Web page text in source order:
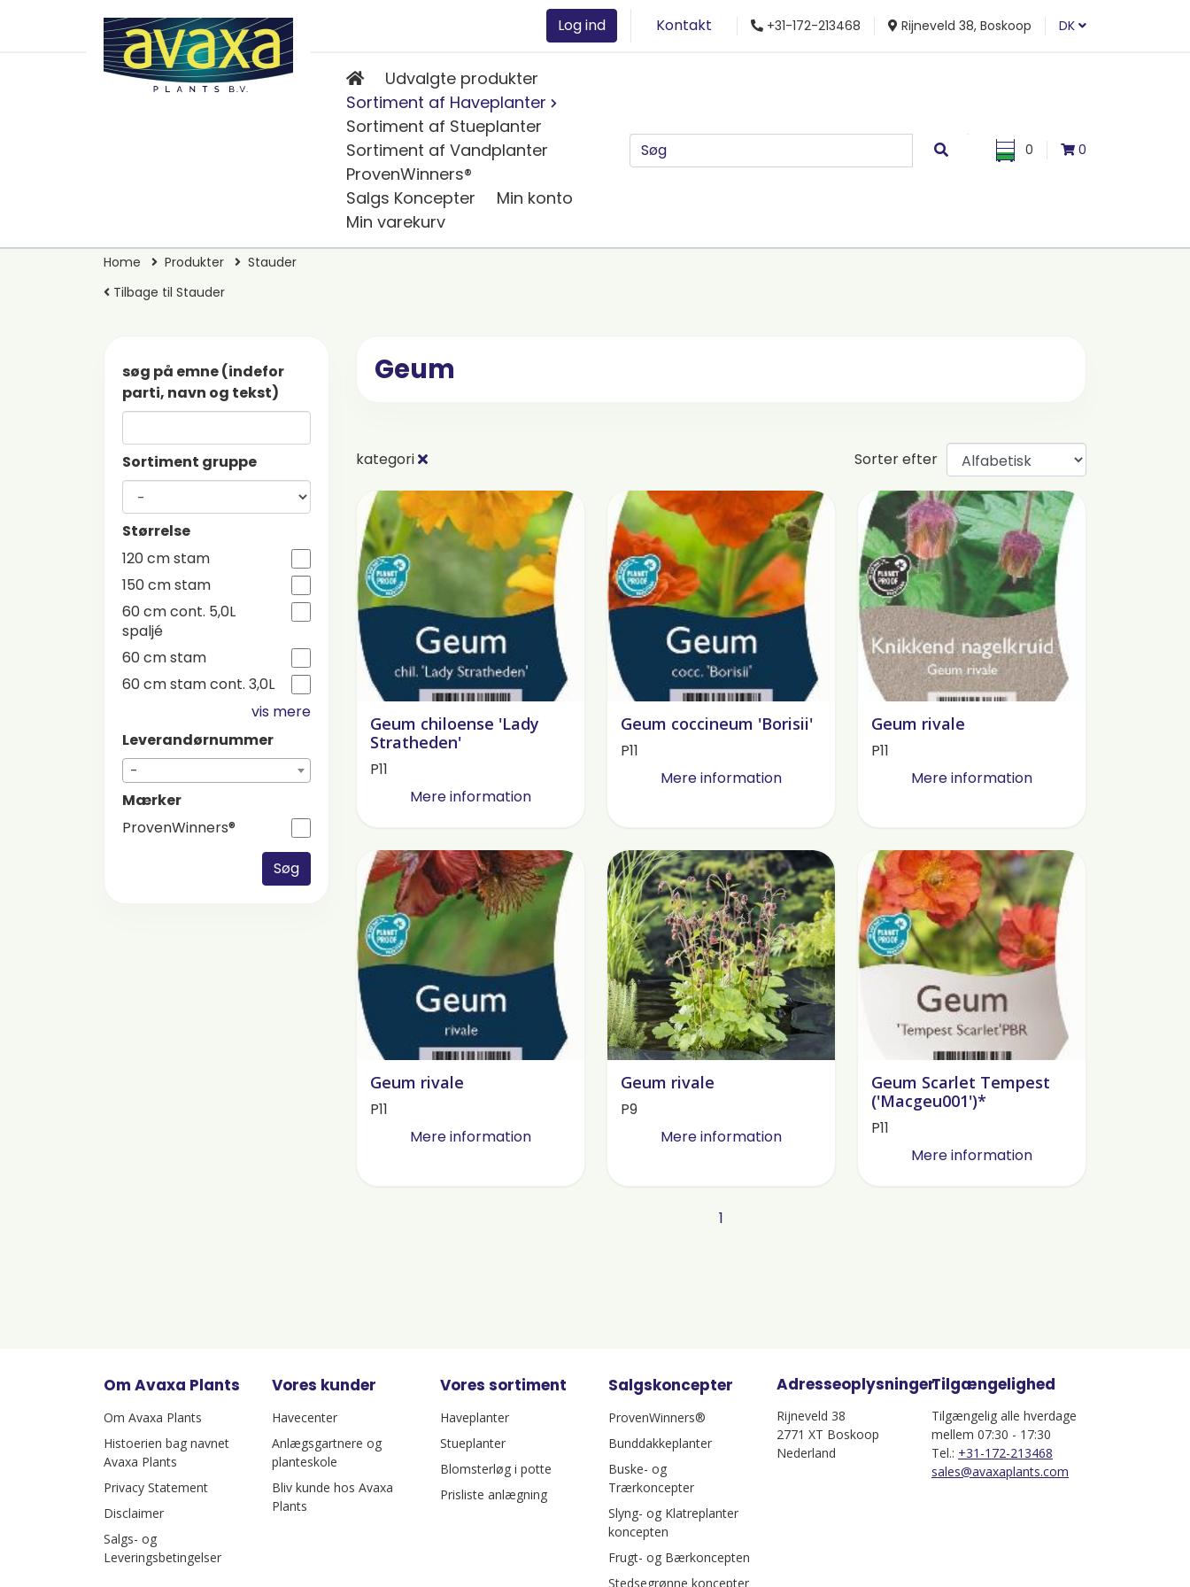
Log ind Kontakt +31-172-213468 Rijneveld 38, Boskoop DK
Udvalgte produkter
Sortiment af Haveplanter
Sortiment af Stueplanter
Sortiment af Vandplanter
ProvenWinners®
Salgs Koncepter
Min konto
Min varekurv
0 0
Home Produkter
Stauder
Tilbage til Stauder
søg på emne (indefor
parti, navn og tekst)
Sortiment gruppe
Størrelse
120 cm stam
150 cm stam
60 cm cont. 5,0L
spaljé
60 cm stam
60 cm stam cont. 3,0L
vis mere
Leverandørnummer
-
Mærker
ProvenWinners®
Søg
Geum
kategori Sorter efter
Geum chiloense 'Lady
Stratheden'
P11
Mere information
Geum coccineum 'Borisii'
P11
Mere information
Geum rivale
P11
Mere information
Geum rivale
P11
Mere information
Geum rivale
P9
Mere information
Geum Scarlet Tempest
('Macgeu001')*
P11
Mere information
1
Om Avaxa Plants
Om Avaxa Plants
Histoerien bag navnet
Avaxa Plants
Privacy Statement
Disclaimer
Salgs- og
Leveringsbetingelser
Vores kunder
Havecenter
Anlægsgartnere og
planteskole
Bliv kunde hos Avaxa
Plants
Vores sortiment
Haveplanter
Stueplanter
Blomsterløg i potte
Prisliste anlægning
Salgskoncepter
ProvenWinners®
Bunddakkeplanter
Buske- og
Trærkoncepter
Slyng- og Klatreplanter
koncepten
Frugt- og Bærkoncepten
Stedsegrønne koncepter
Adresseoplysninger
Rijneveld 38
2771 XT Boskoop
Nederland
Tilgængelighed
Tilgængelig alle hverdage
mellem 07:30 - 17:30
Tel.: +31-172-213468
sales@avaxaplants.com